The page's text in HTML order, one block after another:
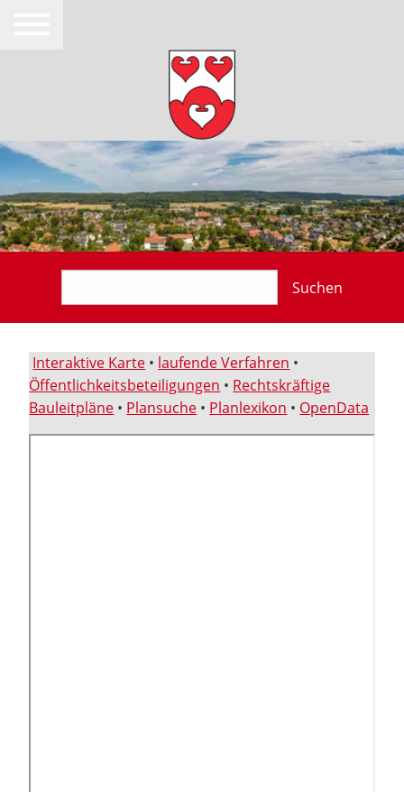
Suchen
Interaktive Karte • laufende Verfahren •
Öffentlichkeitsbeteiligungen • Rechtskräftige
Bauleitpläne • Plansuche • Planlexikon • OpenData